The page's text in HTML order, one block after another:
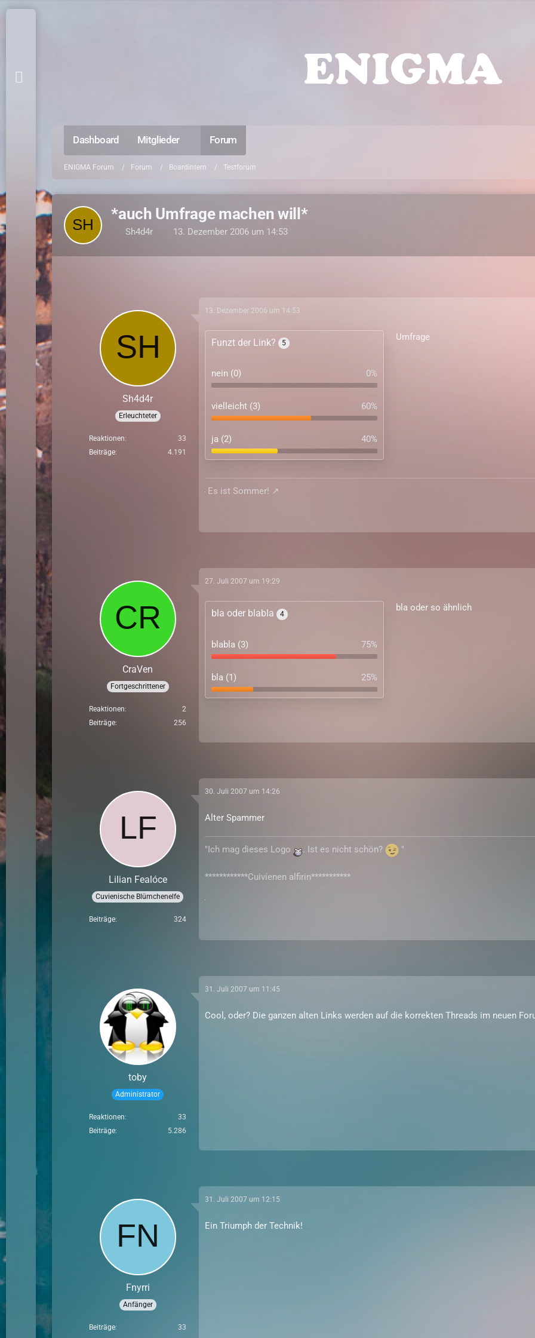
Dashboard Mitglieder Forum
ENIGMA Forum Forum Boardintern Testforum
*auch Umfrage machen will*
Sh4d4r 13. Dezember 2006 um 14:53
Sh4d4r
Erleuchteter
Reaktionen
33
Beiträge
4.191
13. Dezember 2006 um 14:53
Funzt der Link? 5
nein (0) 0%
vielleicht (3) 60%
ja (2) 40%
Umfrage
Es ist Sommer!
CraVen
Fortgeschrittener
Reaktionen
2
Beiträge
256
27. Juli 2007 um 19:29
bla oder blabla 4
blabla (3) 75%
bla (1) 25%
bla oder so ähnlich
Lilian Fealóce
Cuvienische Blümchenelfe
Beiträge 324
30. Juli 2007 um 14:26
Alter Spammer
"Ich mag dieses Logo . Ist es nicht schön? "
************Cuivíenen alfirin***********
toby
Administrator
Reaktionen
33
Beiträge
5.286
31. Juli 2007 um 11:45
Cool, oder? Die ganzen alten Links werden auf die korrekten Threads im neuen
Fnyrri
Anfänger
Beiträge 33
31. Juli 2007 um 12:15
Ein Triumph der Technik!